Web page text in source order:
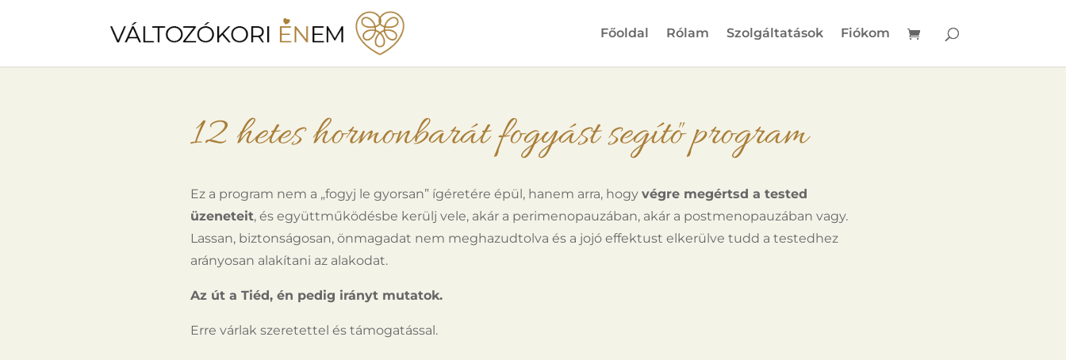
Főoldal Rólam Szolgáltatások Fiókom
12 hetes hormonbarát fogyást segítő program
Ez a program nem a „fogyj le gyorsan” ígéretére épül, hanem arra, hogy végre megértsd a tested
üzeneteit, és együttműködésbe kerülj vele, akár a perimenopauzában, akár a postmenopauzában vagy.
Lassan, biztonságosan, önmagadat nem meghazudtolva és a jojó effektust elkerülve tudd a testedhez
arányosan alakítani az alakodat.
Az út a Tiéd, én pedig irányt mutatok.
Erre várlak szeretettel és támogatással.